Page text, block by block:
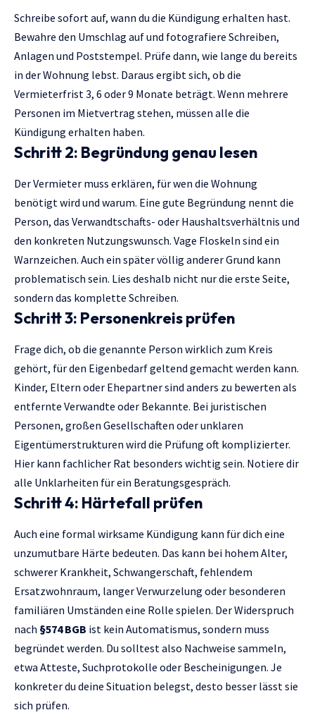
Schreibe sofort auf, wann du die Kündigung erhalten hast.
Bewahre den Umschlag auf und fotografiere Schreiben,
Anlagen und Poststempel. Prüfe dann, wie lange du bereits
in der Wohnung lebst. Daraus ergibt sich, ob die
Vermieterfrist 3, 6 oder 9 Monate beträgt. Wenn mehrere
Personen im Mietvertrag stehen, müssen alle die
Kündigung erhalten haben.
Schritt 2: Begründung genau lesen
Der Vermieter muss erklären, für wen die Wohnung
benötigt wird und warum. Eine gute Begründung nennt die
Person, das Verwandtschafts- oder Haushaltsverhältnis und
den konkreten Nutzungswunsch. Vage Floskeln sind ein
Warnzeichen. Auch ein später völlig anderer Grund kann
problematisch sein. Lies deshalb nicht nur die erste Seite,
sondern das komplette Schreiben.
Schritt 3: Personenkreis prüfen
Frage dich, ob die genannte Person wirklich zum Kreis
gehört, für den Eigenbedarf geltend gemacht werden kann.
Kinder, Eltern oder Ehepartner sind anders zu bewerten als
entfernte Verwandte oder Bekannte. Bei juristischen
Personen, großen Gesellschaften oder unklaren
Eigentümerstrukturen wird die Prüfung oft komplizierter.
Hier kann fachlicher Rat besonders wichtig sein. Notiere dir
alle Unklarheiten für ein Beratungsgespräch.
Schritt 4: Härtefall prüfen
Auch eine formal wirksame Kündigung kann für dich eine
unzumutbare Härte bedeuten. Das kann bei hohem Alter,
schwerer Krankheit, Schwangerschaft, fehlendem
Ersatzwohnraum, langer Verwurzelung oder besonderen
familiären Umständen eine Rolle spielen. Der Widerspruch
nach §574 BGB ist kein Automatismus, sondern muss
begründet werden. Du solltest also Nachweise sammeln,
etwa Atteste, Suchprotokolle oder Bescheinigungen. Je
konkreter du deine Situation belegst, desto besser lässt sie
sich prüfen.